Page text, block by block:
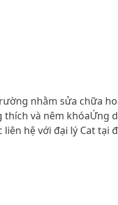
nhằm sửa chữa
và nêm khóaỨng
hệ với đại lý Cat tại